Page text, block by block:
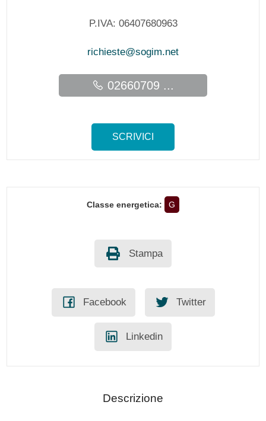
P.IVA: 06407680963
richieste@sogim.net
02660709 ...
SCRIVICI
Classe energetica: G
Stampa
Facebook Twitter
Linkedin
Descrizione